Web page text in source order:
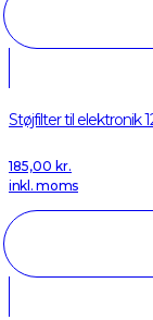
Støjfilter til elektronik
185,00 kr.
inkl. moms